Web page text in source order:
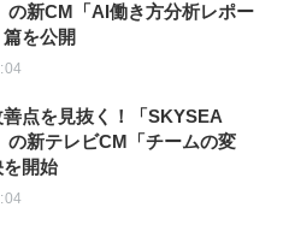
の新CM「AI働き方分析レポー
を公開
点を見抜く！「SKYSEA
新テレビCM「チームの変
開始